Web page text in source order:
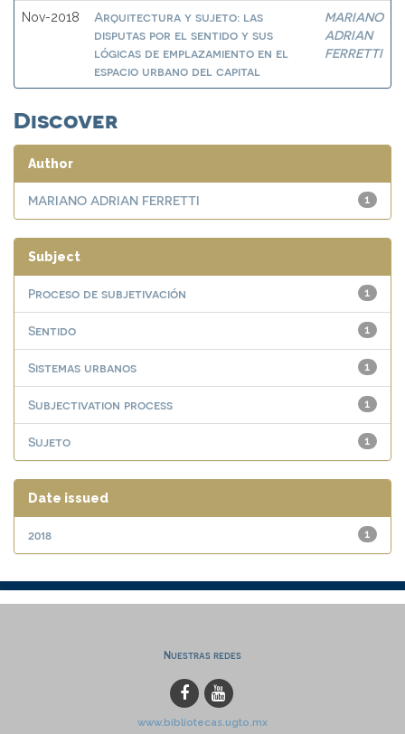
Nov-2018
Arquitectura y sujeto: las
disputas por el sentido y sus
lógicas de emplazamiento en el
espacio urbano del capital
MARIANO
ADRIAN
FERRETTI
Discover
Author
1
MARIANO ADRIAN FERRETTI
Subject
1
Proceso de subjetivación
1
Sentido
1
Sistemas urbanos
1
Subjectivation process
1
Sujeto
Date issued
1
2018
Nuestras redes
www.bibliotecas.ugto.mx